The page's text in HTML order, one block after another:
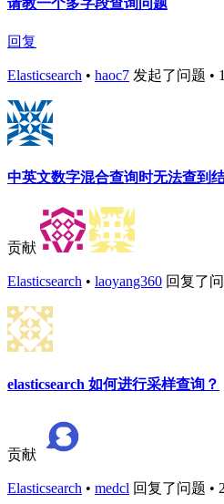
回复
Elasticsearch • haoc7 发起了问题 •
中英文数字混合查询时无法查到
贡献
Elasticsearch • laoyang360 回复了
elasticsearch 如何进行采样查询？
贡献
Elasticsearch • medcl 回复了问题 •